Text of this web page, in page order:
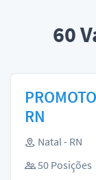
60
RN
Natal - RN
50 Posições